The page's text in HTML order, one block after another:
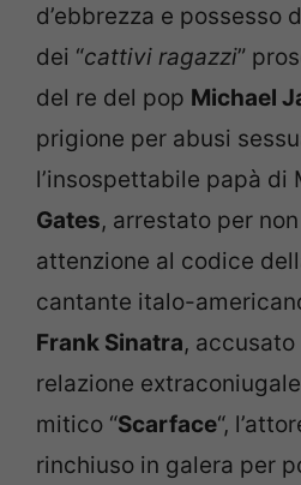
d’ebbrezza e possesso
dei “cattivi ragazzi”
del re del pop Michael
prigione per abusi
l’insospettabile papà di
Gates, arrestato per
attenzione al codice
cantante italo-
Frank Sinatra,
relazione
mitico “Scarface“,
rinchiuso in galera per